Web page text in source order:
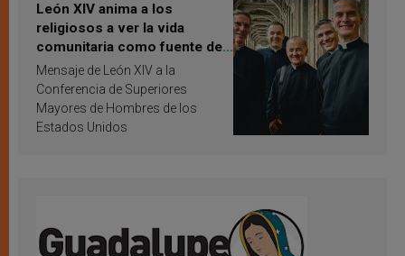
León XIV anima a los
religiosos a ver la vida
comunitaria como fuente de
inspiración y santificación
Mensaje de León XIV a la
Conferencia de Superiores
Mayores de Hombres de los
Estados Unidos